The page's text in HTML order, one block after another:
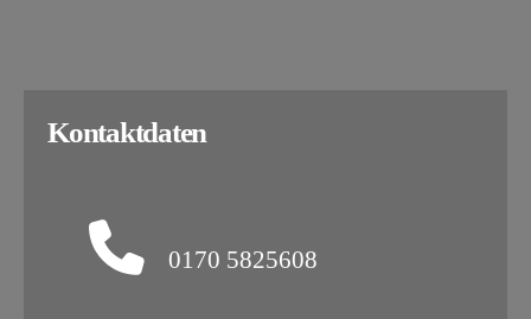
Kontaktdaten
0170 5825608